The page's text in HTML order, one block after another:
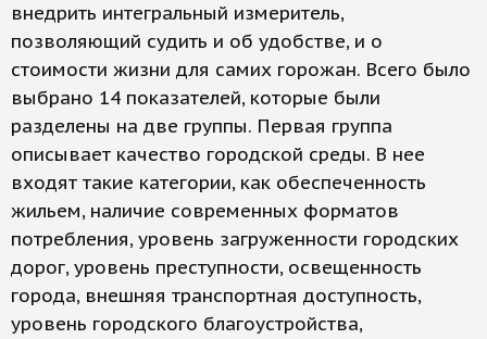
внедрить интегральный измеритель,
позволяющий судить и об удобстве, и о
стоимости жизни для самих горожан. Всего было
выбрано 14 показателей, которые были
разделены на две группы. Первая группа
описывает качество городской среды. В нее
входят такие категории, как обеспеченность
жильем, наличие современных форматов
потребления, уровень загруженности городских
дорог, уровень преступности, освещенность
города, внешняя транспортная доступность,
уровень городского благоустройства,